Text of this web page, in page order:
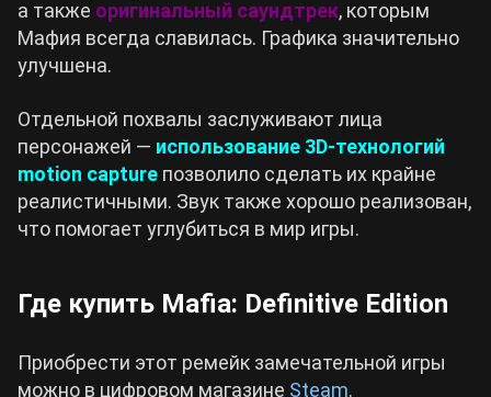
а также оригинальный саундтрек, которым
Мафия всегда славилась. Графика значительно
улучшена.
Отдельной похвалы заслуживают лица
персонажей — использование 3D-технологий
motion capture позволило сделать их крайне
реалистичными. Звук также хорошо реализован,
что помогает углубиться в мир игры.
Где купить Mafia: Definitive Edition
Приобрести этот ремейк замечательной игры
можно в цифровом магазине Steam.